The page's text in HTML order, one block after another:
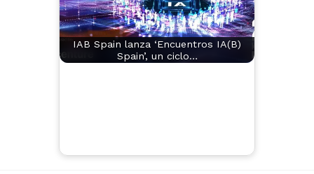
IAB Spain lanza ‘Encuentros IA(B)
Spain’, un ciclo…